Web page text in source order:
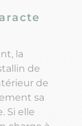
la
de
de
sa
Si elle